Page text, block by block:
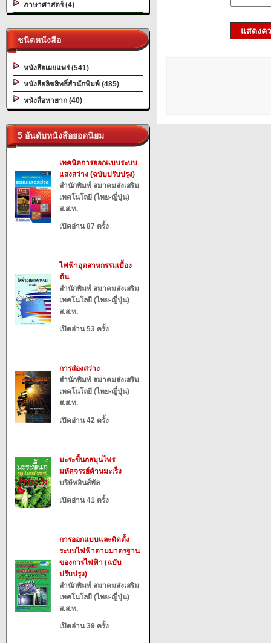
ภาษาศาสตร์ (4)
ชนิดหนังสือ
หนังสือเผยแพร่ (541)
หนังสือลิขสิทธิ์สำนักพิมพ์ (485)
หนังสือหายาก (40)
5 อันดับหนังสือยอดนิยม
เทคนิคการออกแบบระบบ
แสงสว่าง (ฉบับปรับปรุง)
สำนักพิมพ์ สมาคมส่งเสริม
เทคโนโลยี (ไทย-ญี่ปุ่น)
ส.ส.ท.
เปิดอ่าน 87 ครั้ง
ไฟฟ้าอุตสาหกรรมเบื้อง
ต้น
สำนักพิมพ์ สมาคมส่งเสริม
เทคโนโลยี (ไทย-ญี่ปุ่น)
ส.ส.ท.
เปิดอ่าน 53 ครั้ง
การส่องสว่าง
สำนักพิมพ์ สมาคมส่งเสริม
เทคโนโลยี (ไทย-ญี่ปุ่น)
ส.ส.ท.
เปิดอ่าน 42 ครั้ง
มะระขี้นกสมุนไพร
มหัศจรรย์ต้านมะเร็ง
บริษัทอินส์พัล
เปิดอ่าน 41 ครั้ง
การออกแบบและติดตั้ง
ระบบไฟฟ้าตามมาตรฐาน
ของการไฟฟ้า (ฉบับ
ปรับปรุง)
สำนักพิมพ์ สมาคมส่งเสริม
เทคโนโลยี (ไทย-ญี่ปุ่น)
ส.ส.ท.
เปิดอ่าน 39 ครั้ง
แสดงค